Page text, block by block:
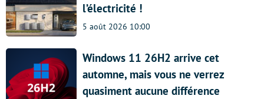
l’électricité !
5 août 2026 10:00
Windows 11 26H2 arrive cet
automne, mais vous ne verrez
quasiment aucune différence